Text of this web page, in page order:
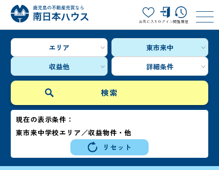
お気に入り ログイン閲覧履歴
エリア
東市来中
収益他
詳細条件
現在の表示条件：
東市来中学校エリア／収益物件・他
リセット